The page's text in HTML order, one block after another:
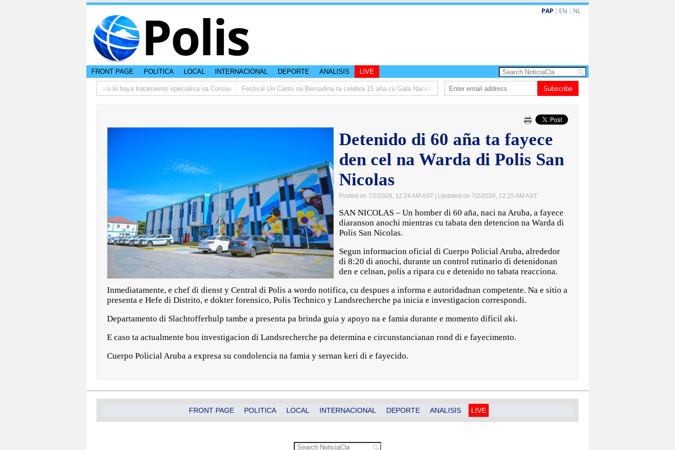
Polis PAP | EN | NL
FRONT PAGE POLITICA LOCAL INTERNACIONAL DEPORTE ANALISIS LIVE
DVG: Adictonan bou curatela lo haya tratamiento specialisa na Corsou Festival Un Canto na Bernadina ta celebra 15 aña cu Gala Nacional 𝗜𝗡 𝗠𝗘𝗠𝗢𝗥𝗜𝗔𝗠: 𝐇𝐈𝐆𝐈𝐍𝐈𝐎 𝐀𝐋𝐄𝐉𝐀𝐍𝐃𝐑𝐎 “𝐏𝐀𝐓𝐀𝐍” 𝐅𝐀𝐑𝐑𝐎
Subscribe
Detenido di 60 aña ta fayece
den cel na Warda di Polis San
Nicolas
Posted on 7/2/2026, 12:24 AM AST | Updated on 7/2/2026, 12:25 AM AST
SAN NICOLAS – Un homber di 60 aña, naci na Aruba, a fayece
diaranson anochi mientras cu tabata den detencion na Warda di
Polis San Nicolas.
Segun informacion oficial di Cuerpo Policial Aruba, alrededor
di 8:20 di anochi, durante un control rutinario di detenidonan
den e celnan, polis a ripara cu e detenido no tabata reacciona.
Inmediatamente, e chef di dienst y Central di Polis a wordo notifica, cu despues a informa e autoridadnan competente. Na e sitio a
presenta e Hefe di Distrito, e dokter forensico, Polis Technico y Landsrecherche pa inicia e investigacion correspondi.
Departamento di Slachtofferhulp tambe a presenta pa brinda guia y apoyo na e famia durante e momento dificil aki.
E caso ta actualmente bou investigacion di Landsrecherche pa determina e circunstancianan rond di e fayecimento.
Cuerpo Policial Aruba a expresa su condolencia na famia y sernan keri di e fayecido.
FRONT PAGE POLITICA LOCAL INTERNACIONAL DEPORTE ANALISIS LIVE